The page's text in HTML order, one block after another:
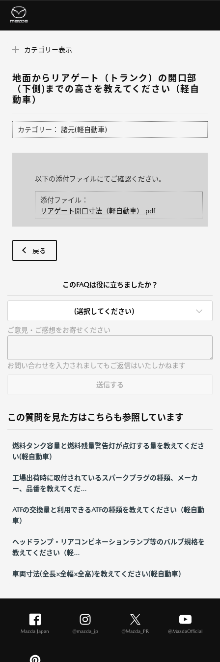
カテゴリー表示
地面からリアゲート（トランク）の開口部
（下側)までの高さを教えてください（軽自
動車）
カテゴリー： 諸元(軽自動車)
以下の添付ファイルにてご確認ください。
添付ファイル：
リアゲート開口寸法（軽自動車）.pdf
戻る
このFAQは役に立ちましたか？
(選択してください)
ご意見・ご感想をお寄せください
お問い合わせを入力されましてもご返信はいたしかねます
送信する
この質問を見た方はこちらも参照しています
燃料タンク容量と燃料残量警告灯が点灯する量を教えてくださ
い(軽自動車)
工場出荷時に取付されているスパークプラグの種類、メーカ
ー、品番を教えてくだ...
ATFの交換量と利用できるATFの種類を教えてください（軽自動
車）
ヘッドランプ・リアコンビネーションランプ等のバルブ規格を
教えてください（軽...
車両寸法(全長×全幅×全高)を教えてください(軽自動車)
Mazda Japan @mazda_jp @Mazda_PR @MazdaOfficial